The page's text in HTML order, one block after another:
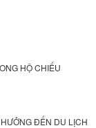
HỘ CHIẾU
ĐẾN DU LỊCH